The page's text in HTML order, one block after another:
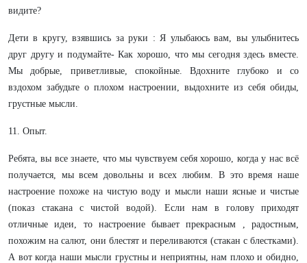
видите?
Дети в кругу, взявшись за руки : Я улыбаюсь вам, вы улыбнитесь
друг другу и подумайте- Как хорошо, что мы сегодня здесь вместе.
Мы добрые, приветливые, спокойные. Вдохните глубоко и со
вздохом забудьте о плохом настроении, выдохните из себя обиды,
грустные мысли.
11. Опыт.
Ребята, вы все знаете, что мы чувствуем себя хорошо, когда у нас всё
получается, мы всем довольны и всех любим. В это время наше
настроение похоже на чистую воду и мысли наши ясные и чистые
(показ стакана с чистой водой). Если нам в голову приходят
отличные идеи, то настроение бывает прекрасным , радостным,
похожим на салют, они блестят и переливаются (стакан с блестками).
А вот когда наши мысли грустны и неприятны, нам плохо и обидно,